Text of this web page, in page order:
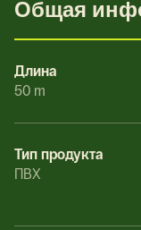
Общая
Длина
50 m
Тип продукта
ПВХ